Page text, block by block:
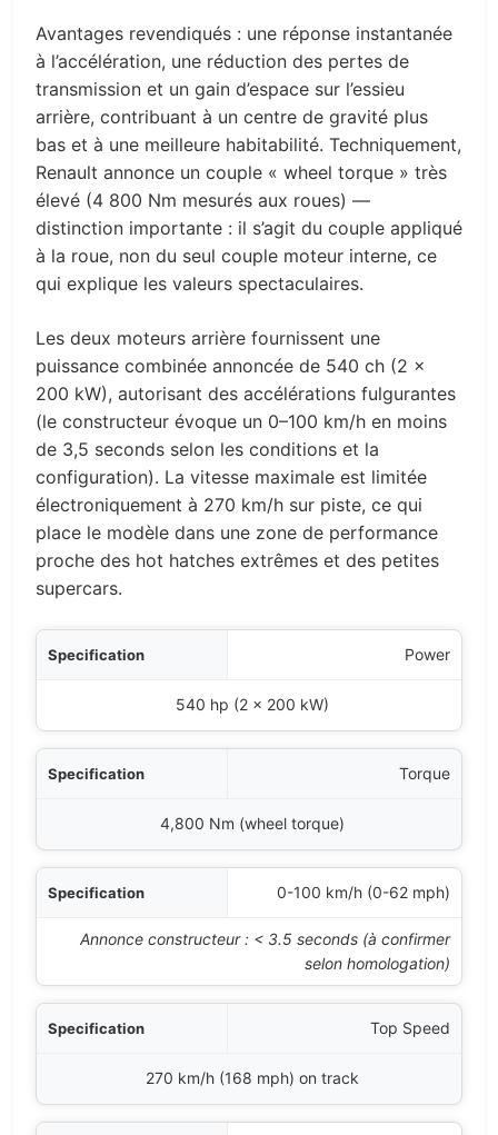
Avantages revendiqués : une réponse instantanée
à l’accélération, une réduction des pertes de
transmission et un gain d’espace sur l’essieu
arrière, contribuant à un centre de gravité plus
bas et à une meilleure habitabilité. Techniquement,
Renault annonce un couple « wheel torque » très
élevé (4 800 Nm mesurés aux roues) —
distinction importante : il s’agit du couple appliqué
à la roue, non du seul couple moteur interne, ce
qui explique les valeurs spectaculaires.
Les deux moteurs arrière fournissent une
puissance combinée annoncée de 540 ch (2 x
200 kW), autorisant des accélérations fulgurantes
(le constructeur évoque un 0–100 km/h en moins
de 3,5 seconds selon les conditions et la
configuration). La vitesse maximale est limitée
électroniquement à 270 km/h sur piste, ce qui
place le modèle dans une zone de performance
proche des hot hatches extrêmes et des petites
supercars.
Power
540 hp (2 x 200 kW)
Torque
4,800 Nm (wheel torque)
0-100 km/h (0-62 mph)
Annonce constructeur : < 3.5 seconds (à confirmer
selon homologation)
Top Speed
270 km/h (168 mph) on track